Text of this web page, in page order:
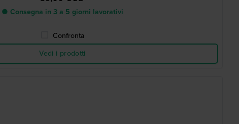
● Consegna in 3 a 5 giorni lavorativi
Confronta
Vedi i prodotti